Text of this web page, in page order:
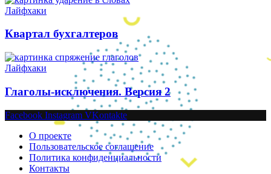
Лайфхаки
Квартал бухгалтеров
Лайфхаки
Глаголы-исключения. Версия 2
Facebook Instagram VKontakte
О проекте
Пользовательское соглашение
Политика конфиденциальности
Контакты